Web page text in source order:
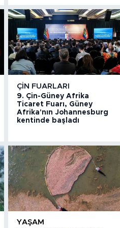
ÇIN FUARLARI
9. Çin-Güney Afrika
Ticaret Fuarı, Güney
Afrika'nın Johannesburg
kentinde başladı
YAŞAM